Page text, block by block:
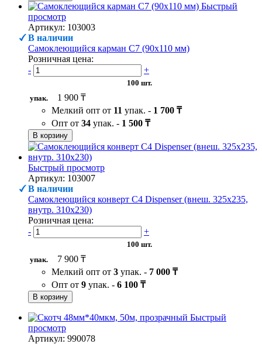
Быстрый
просмотр
Артикул: 103003
В наличии
Самоклеющийся карман C7 (90х110 мм)
Розничная цена:
-
+
100 шт.
упак.
1 900 ₸
Мелкий опт от 11 упак. - 1 700 ₸
Опт от 34 упак. - 1 500 ₸
В корзину
Быстрый просмотр
Артикул: 103007
В наличии
Самоклеющийся конверт С4 Dispenser (внеш. 325х235,
внутр. 310х230)
Розничная цена:
-
+
100 шт.
упак.
7 900 ₸
Мелкий опт от 3 упак. - 7 000 ₸
Опт от 9 упак. - 6 100 ₸
В корзину
Быстрый
просмотр
Артикул: 990078